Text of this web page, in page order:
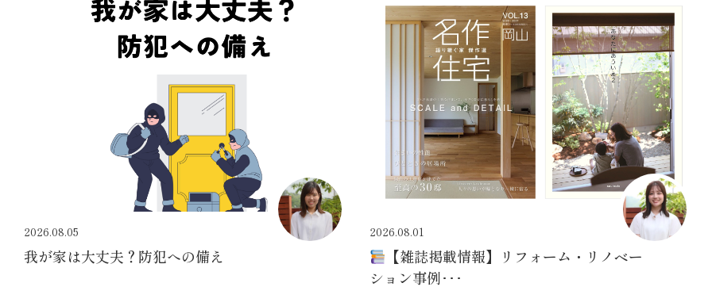
2026.08.05
我が家は大丈夫？防犯への備え
2026.08.01
【雑誌掲載情報】リフォーム・リノベー
ション事例･･･